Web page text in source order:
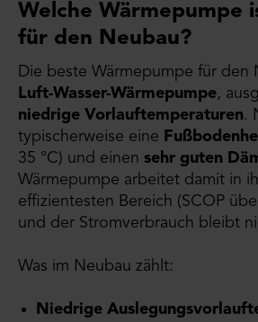
Welche Wärmepumpe
für den Neubau?
Die beste Wärmepumpe für den
Luft-Wasser-Wärmepumpe,
niedrige Vorlauftemperaturen.
typischerweise eine
35 °C) und einen sehr guten
Wärmepumpe arbeitet damit in
effizientesten Bereich (SCOP
und der Stromverbrauch bleibt
Was im Neubau zählt:
Niedrige